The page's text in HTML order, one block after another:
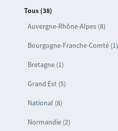
Tous (38)
Auvergne-Rhône-Alpes (8)
Bourgogne-Franche-Comté (1)
Bretagne (1)
Grand Est (5)
National (8)
Normandie (2)